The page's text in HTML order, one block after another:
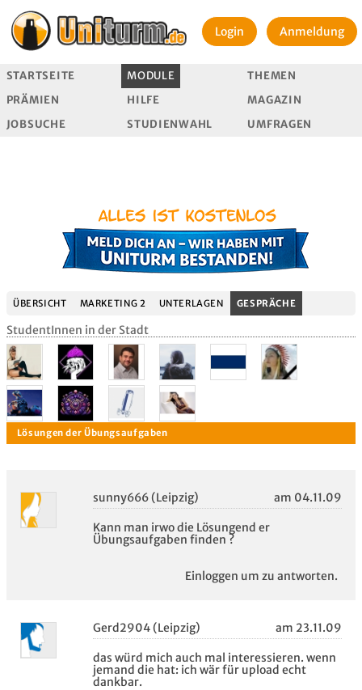
Login Anmeldung
STARTSEITE MODULE
THEMEN
PRÄMIEN
HILFE
MAGAZIN
JOBSUCHE
STUDIENWAHL UMFRAGEN
ÜBERSICHT MARKETING 2 UNTERLAGEN GESPRÄCHE
StudentInnen in der Stadt
Lösungen der Übungsaufgaben
sunny666 (Leipzig) am 04.11.09
Kann man irwo die Lösungend er
Übungsaufgaben finden ?
Einloggen um zu antworten.
Gerd2904 (Leipzig) am 23.11.09
das würd mich auch mal interessieren. wenn
jemand die hat: ich wär für upload echt
dankbar.